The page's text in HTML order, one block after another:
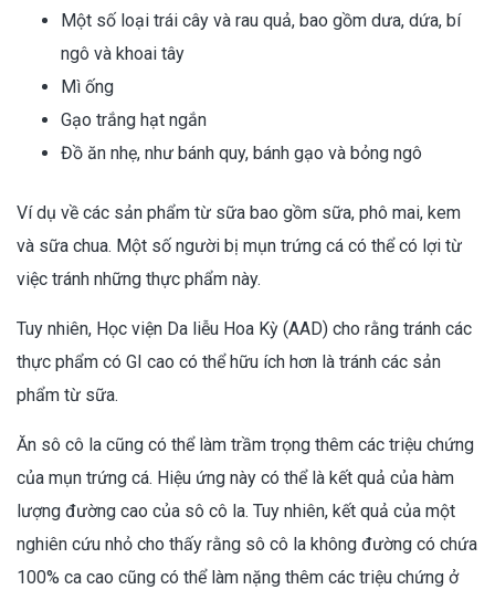
Một số loại trái cây và rau quả, bao gồm dưa, dứa, bí
ngô và khoai tây
Mì ống
Gạo trắng hạt ngắn
Đồ ăn nhẹ, như bánh quy, bánh gạo và bỏng ngô
Ví dụ về các sản phẩm từ sữa bao gồm sữa, phô mai, kem
và sữa chua. Một số người bị mụn trứng cá có thể có lợi từ
việc tránh những thực phẩm này.
Tuy nhiên, Học viện Da liễu Hoa Kỳ (AAD) cho rằng tránh các
thực phẩm có GI cao có thể hữu ích hơn là tránh các sản
phẩm từ sữa.
Ăn sô cô la cũng có thể làm trầm trọng thêm các triệu chứng
của mụn trứng cá. Hiệu ứng này có thể là kết quả của hàm
lượng đường cao của sô cô la. Tuy nhiên, kết quả của một
nghiên cứu nhỏ cho thấy rằng sô cô la không đường có chứa
100% ca cao cũng có thể làm nặng thêm các triệu chứng ở